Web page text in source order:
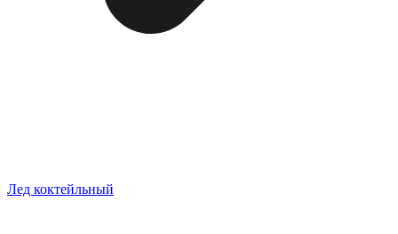
Лед коктейльный